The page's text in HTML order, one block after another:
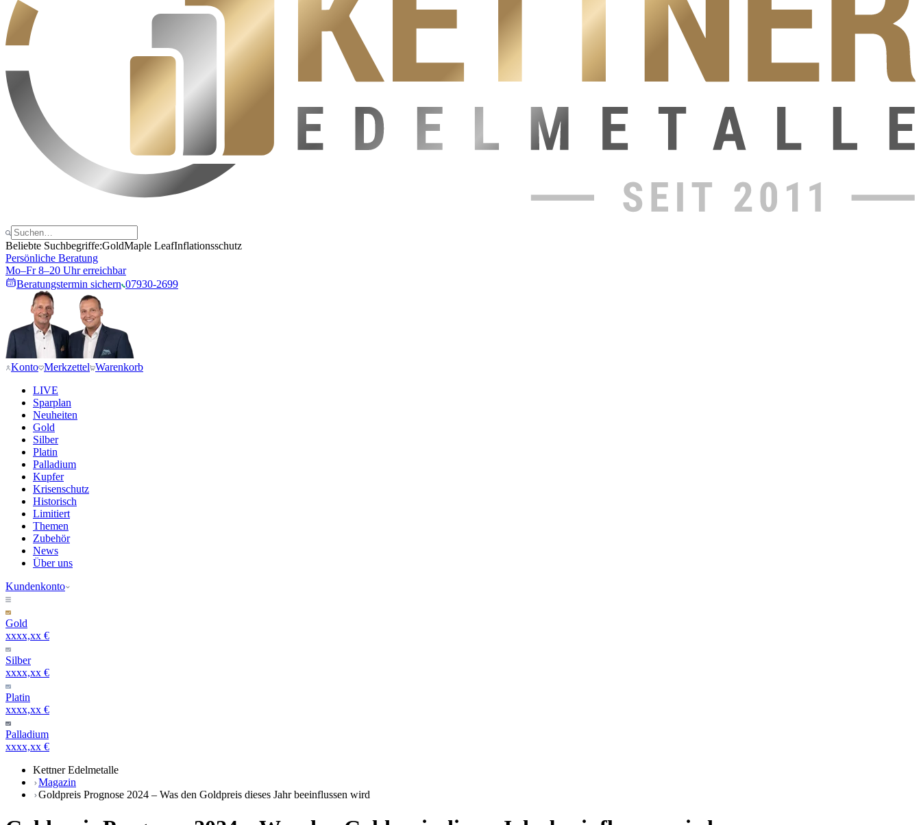
Beliebte Suchbegriffe:GoldMaple LeafInflationsschutz
Persönliche Beratung
Mo–Fr 8–20 Uhr erreichbar
Beratungstermin sichern 07930-2699
Konto Merkzettel Warenkorb
LIVE
Sparplan
Neuheiten
Gold
Silber
Platin
Palladium
Kupfer
Krisenschutz
Historisch
Limitiert
Themen
Zubehör
News
Über uns
Kundenkonto
Gold
xxxx,xx €
Silber
xxxx,xx €
Platin
xxxx,xx €
Palladium
xxxx,xx €
Kettner Edelmetalle
Magazin
Goldpreis Prognose 2024 – Was den Goldpreis dieses Jahr beeinflussen wird